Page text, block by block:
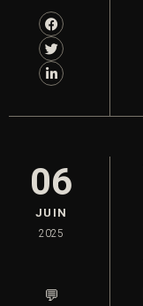
06
JUIN
2025
💬